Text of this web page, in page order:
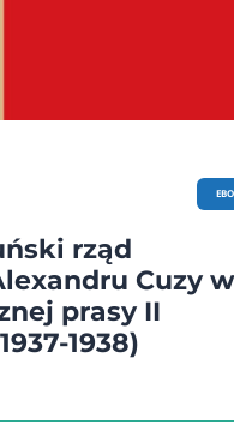
rząd
Cuzy w
prasy II
1938)